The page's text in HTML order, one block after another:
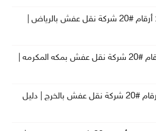
شركات نقل عفش الرياض : أرقام #20 شركة نقل عفش بالرياض |
شركات نقل عفش مكة : أرقام #20 شركة نقل عفش بمكه المكرمه |
شركات نقل عفش الخرج : أرقام #20 شركة نقل عفش بالخرج | دليل